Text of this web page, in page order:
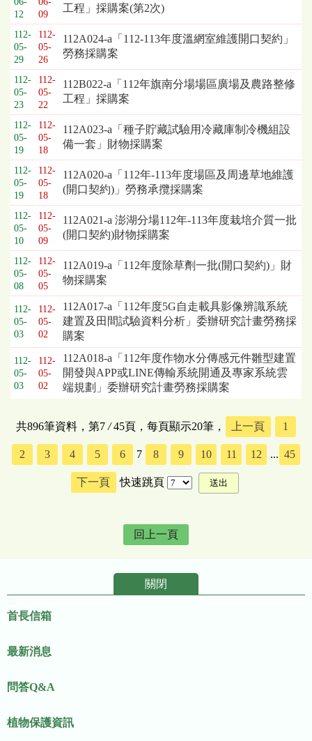
12
09
工程」採購案(第2次)
112-
05-
29
112-
05-
26
112A024-a「112-113年度溫網室維護開口契約」
勞務採購案
112-
05-
23
112-
05-
22
112B022-a「112年旗南分場場區廣場及農路整修
工程」採購案
112-
05-
19
112-
05-
18
112A023-a「種子貯藏試驗用冷藏庫制冷機組設
備一套」財物採購案
112-
05-
19
112-
05-
18
112A020-a「112年-113年度場區及周邊草地維護
(開口契約)」勞務承攬採購案
112-
05-
10
112-
05-
09
112A021-a 澎湖分場112年-113年度栽培介質一批
(開口契約)財物採購案
112-
05-
08
112-
05-
05
112A019-a「112年度除草劑一批(開口契約)」財
物採購案
112-
05-
03
112-
05-
02
112A017-a「112年度5G自走載具影像辨識系統
建置及田間試驗資料分析」委辦研究計畫勞務採
購案
112-
05-
03
112-
05-
02
112A018-a「112年度作物水分傳感元件雛型建置
開發與APP或LINE傳輸系統開通及專家系統雲
端規劃」委辦研究計畫勞務採購案
共896筆資料，第7/45頁，每頁顯示20筆， 上一頁 1
2 3 4 5 6 7 8 9 10 11 12 ... 45
下一頁 快速跳頁
回上一頁
關閉
首長信箱
最新消息
問答Q&A
植物保護資訊